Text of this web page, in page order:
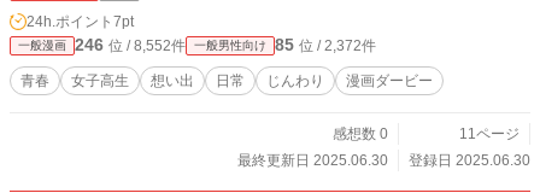
24h.ポイント 7pt
一般漫画 246 位 / 8,552件 一般男性向け 85 位 / 2,372件
青春 女子高生 想い出 日常 じんわり 漫画ダービー
感想数 0
11ページ
最終更新日 2025.06.30
登録日 2025.06.30